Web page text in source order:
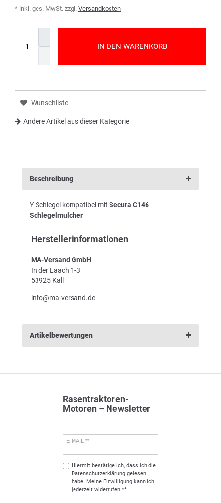
* inkl. ges. MwSt. zzgl. Versandkosten
IN DEN WARENKORB
Wunschliste
Andere Artikel aus dieser Kategorie
Beschreibung
Y-Schlegel kompatibel mit Secura C146
Schlegelmulcher
Herstellerinformationen
MA-Versand GmbH
In der Laach 1-3
53925 Kall
info@ma-versand.de
Artikelbewertungen
Rasentraktoren-
Motoren – Newsletter
E-MAIL **
Hiermit bestätige ich, dass ich die
Daten­schutz­erklärunggelesen
habe. Meine Einwilligung kann ich
jederzeit widerrufen.**